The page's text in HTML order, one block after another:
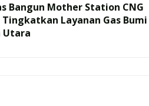
Bangun Mother Station CNG
Layanan Gas Bumi
Utara